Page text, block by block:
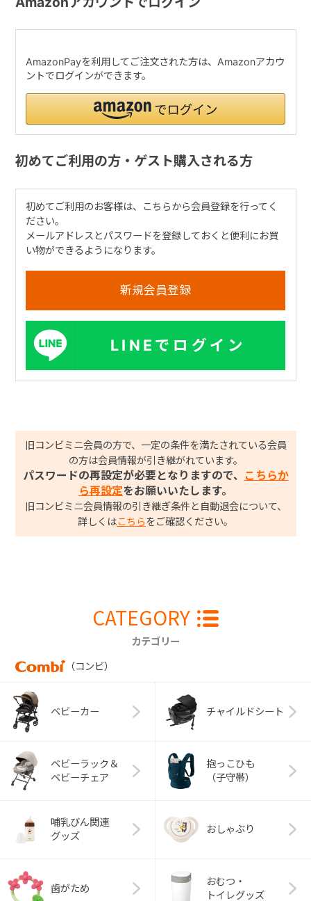
AmazonPayを利用してご注文された方は、Amazonアカウ
ントでログインができます。
初めてご利用の方・ゲスト購入される方
初めてご利用のお客様は、こちらから会員登録を行ってく
ださい。
メールアドレスとパスワードを登録しておくと便利にお買
い物ができるようになります。
LINEでログイン
旧コンビミニ会員の方で、一定の条件を満たされている会員
の方は会員情報が引き継がれています。
パスワードの再設定が必要となりますので、
こちらか
ら再設定をお願いいたします。
旧コンビミニ会員情報の引き継ぎ条件と自動退会について、
詳しくはこちら をご確認ください。
CATEGORY
カテゴリー
（コンビ）
ベビーカー チャイルドシート
ベビーラック＆
ベビーチェア
抱っこひも
（子守帯）
哺乳びん関連
グッズ
おしゃぶり
歯がため
おむつ・
トイレグッズ